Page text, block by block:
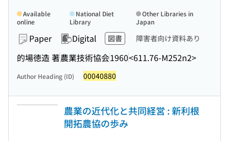
Paper Digital 図書 障害者向け資料あり
的場徳造 著農業技術協会1960<611.76-M252n2>
Available
online
National Diet
Library
Other Libraries in
Japan
Author Heading (ID) 00040880
農業の近代化と共同経営 : 新利根
開拓農協の歩み